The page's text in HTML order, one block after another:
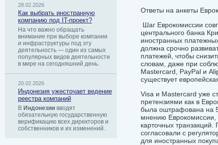
Ответы на анкеты
Шаг Еврокомиссии
центрального банка
иностранных
должна срочно
платежей, чтобы
словам, даже при
Mastercard, PayPal и
существует
Visa и Mastercard уже
претензиями как в
была оштрафована на
мнению Еврокомиссии,
карточных
согласовали с
для иностранных
28.02.2026
Как выбрать иностранную
компанию под IT-проект?
На что важно обращать
внимание при выборе компании
и инфраструктуры под эту
деятельность — один из самых
популярных видов деятельности
в мире на сегодняшний день.
20.02.2026
Индонезия ужесточает ведение
реестра компаний
В Индонезии вводят
обязательную государственную
верификацию всех директоров и
собственников и их изменений.